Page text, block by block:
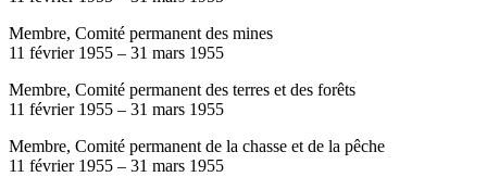
Membre, Comité permanent des mines
11 février 1955 – 31 mars 1955
Membre, Comité permanent des terres et des forêts
11 février 1955 – 31 mars 1955
Membre, Comité permanent de la chasse et de la pêche
11 février 1955 – 31 mars 1955